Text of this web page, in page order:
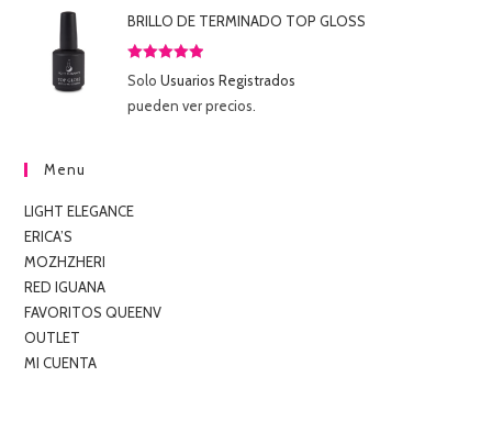
BRILLO DE TERMINADO TOP GLOSS
Valorado
5
SoloUsuarios Registrados
pueden ver precios.
Menu
LIGHT ELEGANCE
ERICA’S
MOZHZHERI
RED IGUANA
FAVORITOS QUEENV
OUTLET
MI CUENTA